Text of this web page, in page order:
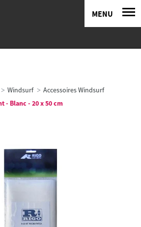
MENU
Windsurf
Accessoires Windsurf
- Blanc - 20 x 50 cm